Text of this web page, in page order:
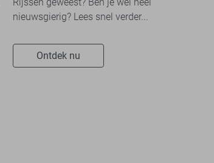
Rijssen geweest? Ben je wel heel
nieuwsgierig? Lees snel verder...
Ontdek nu